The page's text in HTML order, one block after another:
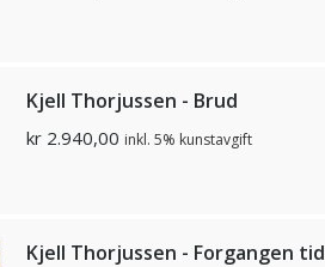
Kjell Thorjussen - Brud
kr2.940,00 inkl. 5% kunstavgift
Kjell Thorjussen - Forgangen tid